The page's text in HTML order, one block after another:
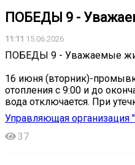
ПОБЕДЫ 9 -
11:11 15.06.2026
ПОБЕДЫ 9 - Уважаемые
16 июня (вторник)-
отопления с 9:00 и до
вода отключается. При
Управляющая
37